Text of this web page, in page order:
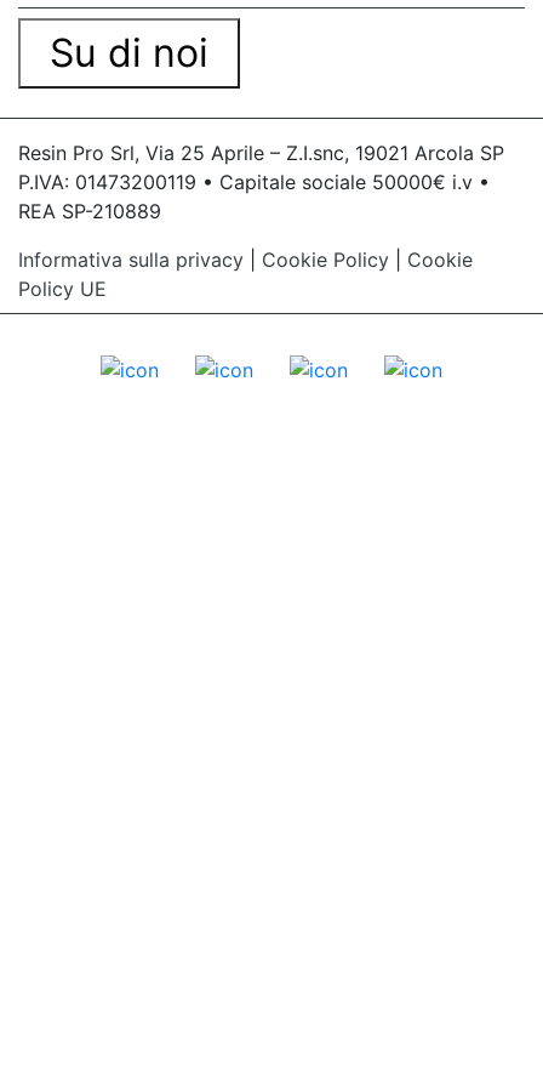
Su di noi
Resin Pro Srl, Via 25 Aprile – Z.I.snc, 19021 Arcola SP
P.IVA: 01473200119 • Capitale sociale 50000€ i.v •
REA SP-210889
Informativa sulla privacy
Cookie Policy
Cookie
Policy UE